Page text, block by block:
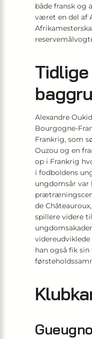
både fransk og
været en del af
Alexandre
Bourgogne-
Frankrig, som
Ouzou og en
op i Frankrig
i fodboldens
ungdomsår
de
spillere videre
videreudviklede
han også fik